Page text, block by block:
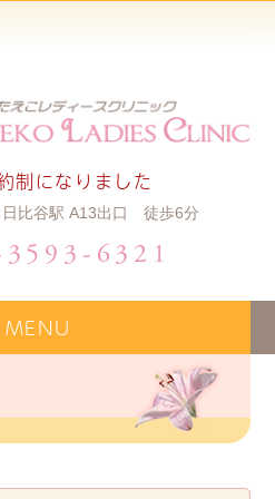
制になりました
比谷駅 A13出口 徒歩6分
6321
MENU